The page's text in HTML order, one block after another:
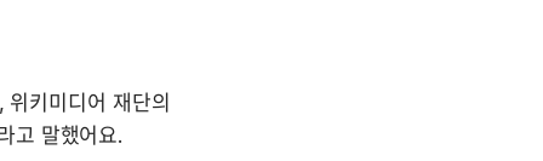
키미디어 재단의
고 말했어요.